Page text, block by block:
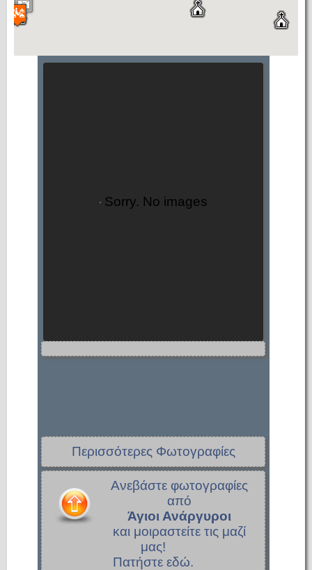
Sorry. No images
Περισσότερες Φωτογραφίες
Ανεβάστε φωτογραφίες
από
Άγιοι Ανάργυροι
και μοιραστείτε τις μαζί
μας!
Πατήστε εδώ.